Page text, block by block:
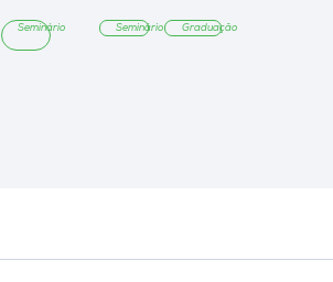
Seminário
protagonismo profissional
Seminário Graduação